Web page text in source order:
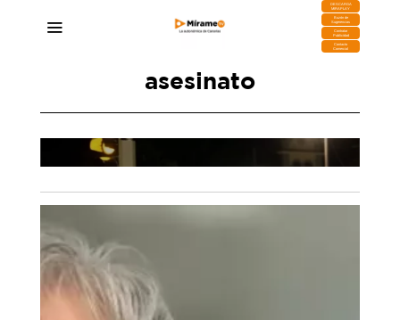
DESCARGA
MIRAPLAY
Buzón de
Sugerencias
Contratar
Publicidad
Contacto
Comercial
asesinato
Detenido en Gran Canaria un hombre acusado
de matar a su madre con un arma blanca